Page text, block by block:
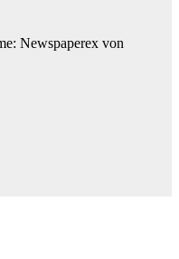
Newspaperex von